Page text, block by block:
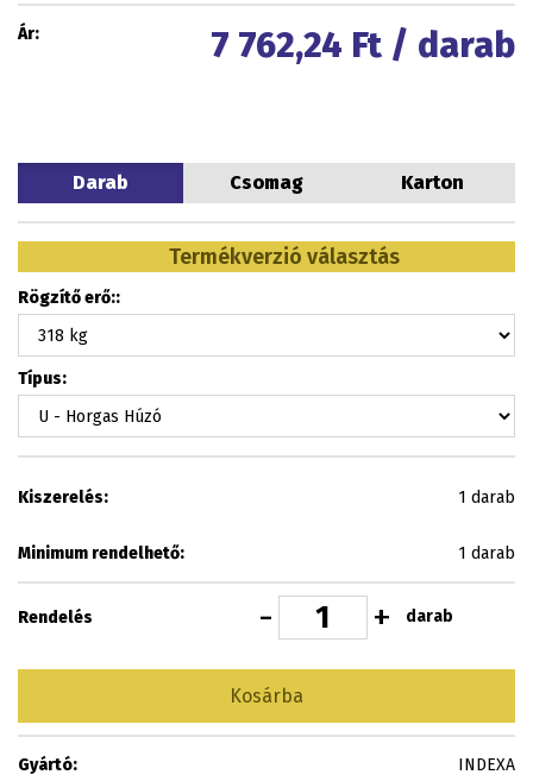
Ár: 7 762,24 Ft / darab
Darab Csomag Karton
Termékverzió választás
Rögzítő erő::
Típus:
Kiszerelés: 1 darab
Minimum rendelhető: 1 darab
Rendelés - + darab
Kosárba
Gyártó: INDEXA